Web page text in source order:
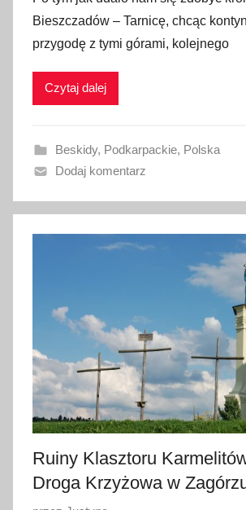
u
b
l
i
a
n
1
2
o
2
0
1
7
Bieszczadów – Tarnicę, chcąc
przygodę z tymi górami, kolejnego
Czytaj dalej
Beskidy, Podkarpackie, Polska
Dodaj komentarz
Ruiny Klasztoru
Droga Krzyżowa w